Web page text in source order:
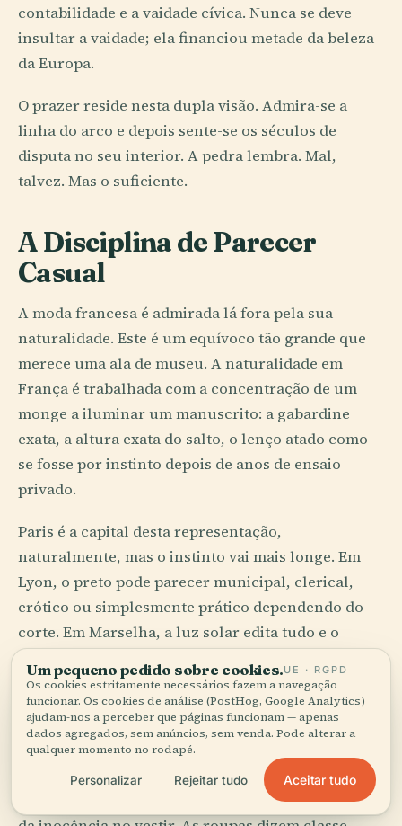
contabilidade e a vaidade cívica. Nunca se deve
insultar a vaidade; ela financiou metade da beleza
da Europa.
O prazer reside nesta dupla visão. Admira-se a
linha do arco e depois sente-se os séculos de
disputa no seu interior. A pedra lembra. Mal,
talvez. Mas o suficiente.
A Disciplina de Parecer
Casual
A moda francesa é admirada lá fora pela sua
naturalidade. Este é um equívoco tão grande que
merece uma ala de museu. A naturalidade em
França é trabalhada com a concentração de um
monge a iluminar um manuscrito: a gabardine
exata, a altura exata do salto, o lenço atado como
se fosse por instinto depois de anos de ensaio
privado.
Paris é a capital desta representação,
naturalmente, mas o instinto vai mais longe. Em
Lyon, o preto pode parecer municipal, clerical,
erótico ou simplesmente prático dependendo do
corte. Em Marselha, a luz solar edita tudo e o
tecido aprende a mover-se. Até a elegância
provincial carrega muitas vezes o mesmo
mandamento nacional: parecer que não tentou,
depois de ter tentado muito.
Os franceses desconfiam do excesso a menos que
chegue com controlo perfeito. Desconfiam também
Um pequeno pedido sobre cookies.UE · RGPD
Os cookies estritamente necessários fazem a navegação
funcionar. Os cookies de análise (PostHog, Google Analytics)
ajudam-nos a perceber que páginas funcionam — apenas
dados agregados, sem anúncios, sem venda. Pode alterar a
qualquer momento no rodapé.
Personalizar Rejeitar tudo Aceitar tudo